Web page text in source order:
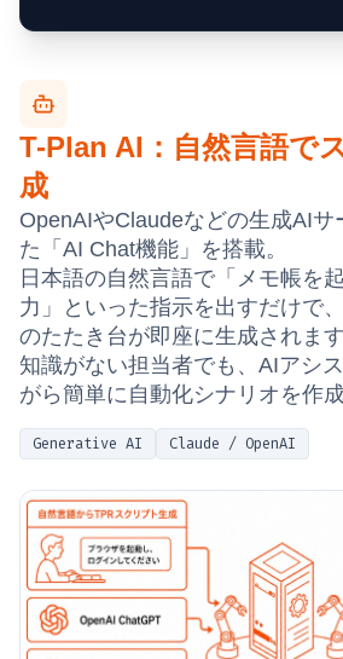
T-Plan AI：自然言語で
成
OpenAIやClaudeなどの生成AIサ
た「AI Chat機能」を搭載。
日本語の自然言語で「メモ帳を
力」といった指示を出すだけで
のたたき台が即座に生成されま
知識がない担当者でも、AIアシ
がら簡単に自動化シナリオを作
Generative AI Claude / OpenAI